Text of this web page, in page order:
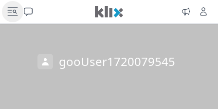
gooUser1720079545